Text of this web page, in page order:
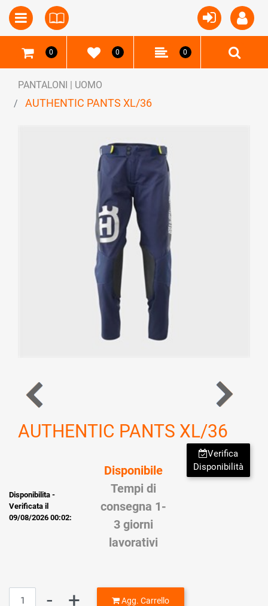
Open Open menu
0 0 0
PANTALONI | UOMO
AUTHENTIC PANTS XL/36
AUTHENTIC PANTS XL/36
Disponibilita -
Verificata il
09/08/2026 00:02:
Verifica
Disponibilità
Disponibile
Tempi di
consegna 1-
3 giorni
lavorativi
Quantità Agg. Carrello